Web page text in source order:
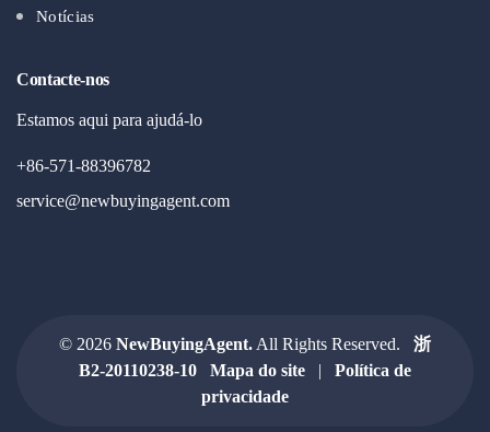
Notícias
Contacte-nos
Estamos aqui para ajudá-lo
+86-571-88396782
service@newbuyingagent.com
© 2026 NewBuyingAgent. All Rights Reserved. 浙
B2-20110238-10
Mapa do site | Política de
privacidade